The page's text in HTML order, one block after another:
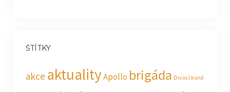
ŠTÍTKY
akce aktualityApollo brigáda Divocí koně